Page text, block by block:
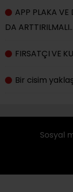
APP PLAKA VE
DA ARTTIRILMALI..
FIRSATÇI VE
Bir cisim
Sosyal